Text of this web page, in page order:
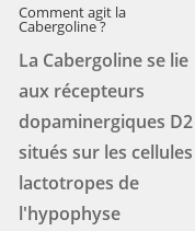
Comment agit la
Cabergoline ?
La Cabergoline se lie
aux récepteurs
dopaminergiques D2
situés sur les cellules
lactotropes de
l'hypophyse